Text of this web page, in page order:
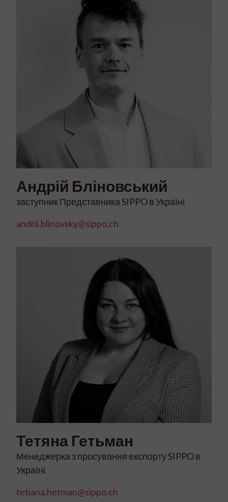
Андрій Бліновський
заступник Представника SIPPO в Україні
andrii.blinovsky@sippo.ch
Тетяна Гетьман
Менеджерка з просування експорту SIPPO в
Україні
tetiana.hetman@sippo.ch